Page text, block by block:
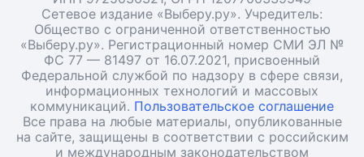
Сетевое издание «Выберу.ру». Учредитель:
Общество с ограниченной ответственностью
«Выберу.ру». Регистрационный номер СМИ ЭЛ №
ФС 77 — 81497 от 16.07.2021, присвоенный
Федеральной службой по надзору в сфере связи,
информационных технологий и массовых
коммуникаций. Пользовательское соглашение
Все права на любые материалы, опубликованные
на сайте, защищены в соответствии с российским
и международным законодательством